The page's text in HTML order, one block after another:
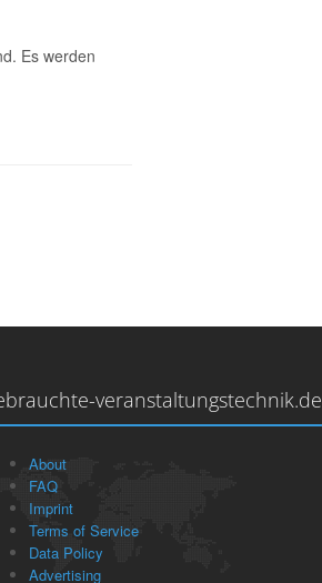
Es werden
veranstaltungstechnik.de
About
FAQ
Imprint
Terms of Service
Data Policy
Advertising